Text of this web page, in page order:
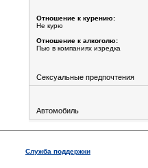
Отношение к курению:
Не курю
Отношение к алкоголю:
Пью в компаниях изредка
Сексуальные предпочтения
Автомобиль
Служба поддержки